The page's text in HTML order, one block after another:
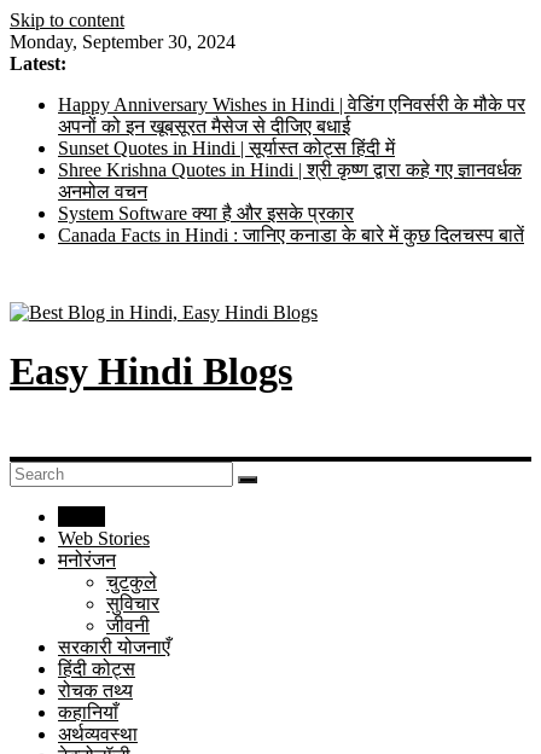
Skip to content
Monday, September 30, 2024
Latest:
Happy Anniversary Wishes in Hindi | वेडिंग एनिवर्सरी के मौके पर
अपनों को इन खूबसूरत मैसेज से दीजिए बधाई
Sunset Quotes in Hindi | सूर्यास्त कोट्स हिंदी में
Shree Krishna Quotes in Hindi | श्री कृष्ण द्वारा कहे गए ज्ञानवर्धक
अनमोल वचन
System Software क्या है और इसके प्रकार
Canada Facts in Hindi : जानिए कनाडा के बारे में कुछ दिलचस्प बातें
Easy Hindi Blogs
Web Stories
मनोरंजन
चुटकुले
सुविचार
जीवनी
सरकारी योजनाएँ
हिंदी कोट्स
रोचक तथ्य
कहानियाँ
अर्थव्यवस्था